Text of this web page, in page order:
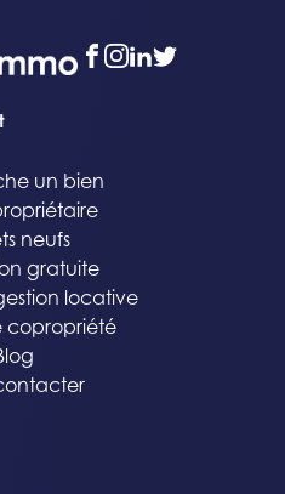
facebook
instagram
linkedin
twitter
un bien
neufs
gratuite
locative
copropriété